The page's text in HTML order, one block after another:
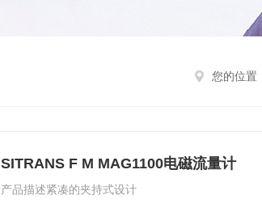
您的位置
SITRANS F M MAG1100电磁流量计
产品描述紧凑的夹持式设计